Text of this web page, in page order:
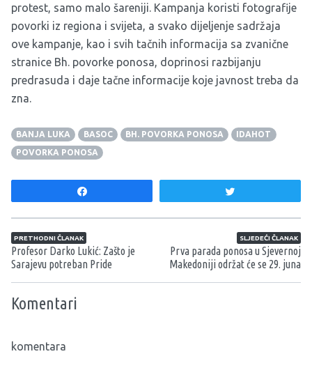
protest, samo malo šareniji. Kampanja koristi fotografije
povorki iz regiona i svijeta, a svako dijeljenje sadržaja
ove kampanje, kao i svih tačnih informacija sa zvanične
stranice Bh. povorke ponosa, doprinosi razbijanju
predrasuda i daje tačne informacije koje javnost treba da
zna.
BANJA LUKA BASOC BH. POVORKA PONOSA
IDAHOT
POVORKA PONOSA
Navigacija članaka
PRETHODNI ČLANAK
Profesor Darko Lukić: Zašto je
Sarajevu potreban Pride
SLJEDEĆI ČLANAK
Prva parada ponosa u Sjevernoj
Makedoniji održat će se 29. juna
Komentari
komentara